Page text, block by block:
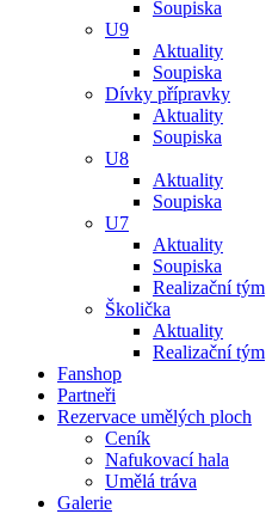
Soupiska
U9
Aktuality
Soupiska
Dívky přípravky
Aktuality
Soupiska
U8
Aktuality
Soupiska
U7
Aktuality
Soupiska
Realizační tým
Školička
Aktuality
Realizační tým
Fanshop
Partneři
Rezervace umělých ploch
Ceník
Nafukovací hala
Umělá tráva
Galerie